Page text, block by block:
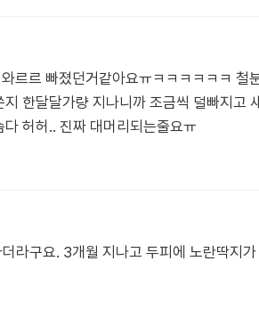
르르 빠졌던거같아요ㅠㅋㅋㅋㅋㅋㅋ 철
한달달가량 지나니까 조금씩 덜빠지고
허허.. 진짜 대머리되는줄요ㅠ
라구요. 3개월 지나고 두피에 노란딱지